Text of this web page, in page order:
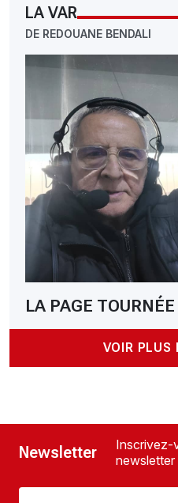
LA VAR
DE REDOUANE BENDALI
LA PAGE
VOIR PLUS
Newsletter
Inscrivez-
newsletter